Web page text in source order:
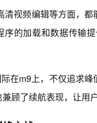
清视频编辑等方面，
序的加载和数据传输
在m9上，不仅追求
顾了续航表现，让用